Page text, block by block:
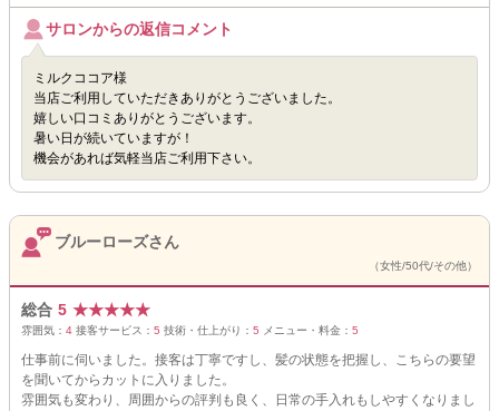
サロンからの返信コメント
ミルクココア様
当店ご利用していただきありがとうございました。
嬉しい口コミありがとうございます。
暑い日が続いていますが！
機会があれば気軽当店ご利用下さい。
ブルーローズさん
（女性/50代/その他）
総合 5 ★★★★★
雰囲気： 4 接客サービス： 5 技術・仕上がり： 5 メニュー・料金： 5
仕事前に伺いました。接客は丁寧ですし、髪の状態を把握し、こちらの要望
を聞いてからカットに入りました。
雰囲気も変わり、周囲からの評判も良く、日常の手入れもしやすくなりまし